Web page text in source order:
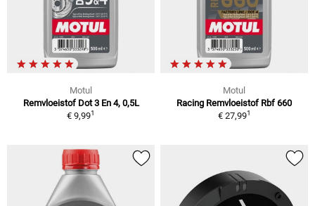
Motul
Remvloeistof Dot 3 En 4, 0,5L
€ 9,991
Motul
Racing Remvloeistof Rbf 660
€ 27,991